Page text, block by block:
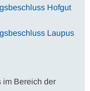
Hofgut
Laupus
im Bereich der